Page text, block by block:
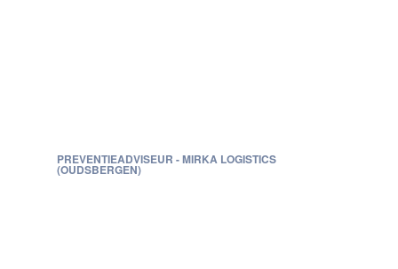
PREVENTIEADVISEUR -MIRKA LOGISTICS
(OUDSBERGEN)